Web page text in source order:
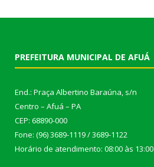
PREFEITURA MUNICIPAL DE AFUÁ
End.: Praça Albertino Baraúna, s/n
Centro – Afuá – PA
CEP: 68890-000
Fone: (96) 3689-1119 / 3689-1122
Horário de atendimento: 08:00 às 13:00